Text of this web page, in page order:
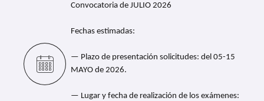
Convocatoria de JULIO 2026
Fechas estimadas:
— Plazo de presentación solicitudes: del 05-15
MAYO de 2026.
— Lugar y fecha de realización de los exámenes: